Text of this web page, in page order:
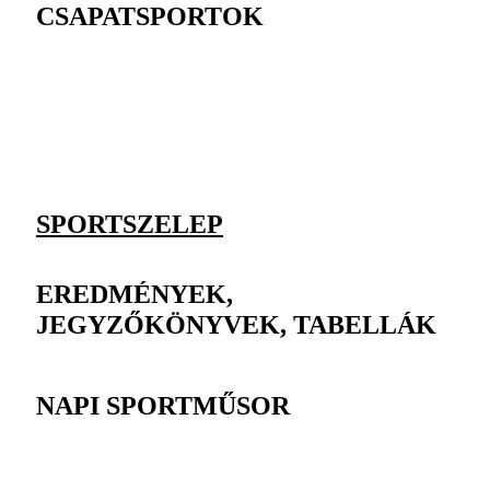
CSAPATSPORTOK
SPORTSZELEP
EREDMÉNYEK,
JEGYZŐKÖNYVEK, TABELLÁK
NAPI SPORTMŰSOR